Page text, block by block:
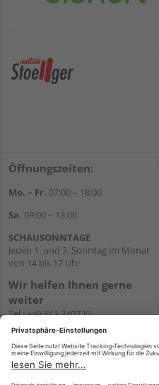
Öffnungszeiten:
Mo. – Fr. 07:00 – 18:00
Sa. 09:00 – 13:00
SCHAUSONNTAGE
Jeden 1. und 3. Sonntag im Monat
von 14 bis 17 Uhr
Wir helfen Ihnen gerne
weiter
Tel.:+49 511 740720
E-Mail:shop@holzland-
WhatsApp